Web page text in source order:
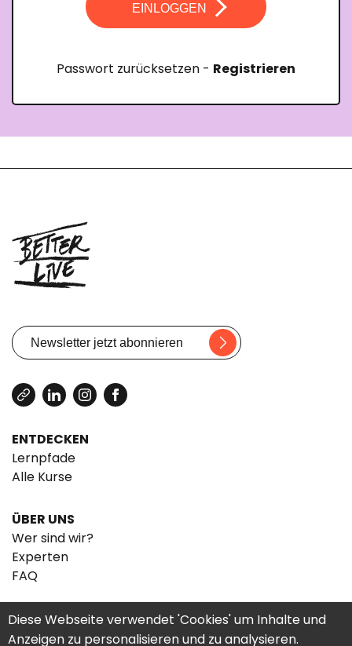
EINLOGGEN
Passwort zurücksetzen - Registrieren
ENTDECKEN
Lernpfade
Alle Kurse
ÜBER UNS
Wer sind wir?
Experten
FAQ
Diese Webseite verwendet 'Cookies' um Inhalte und
Anzeigen zu personalisieren und zu analysieren.